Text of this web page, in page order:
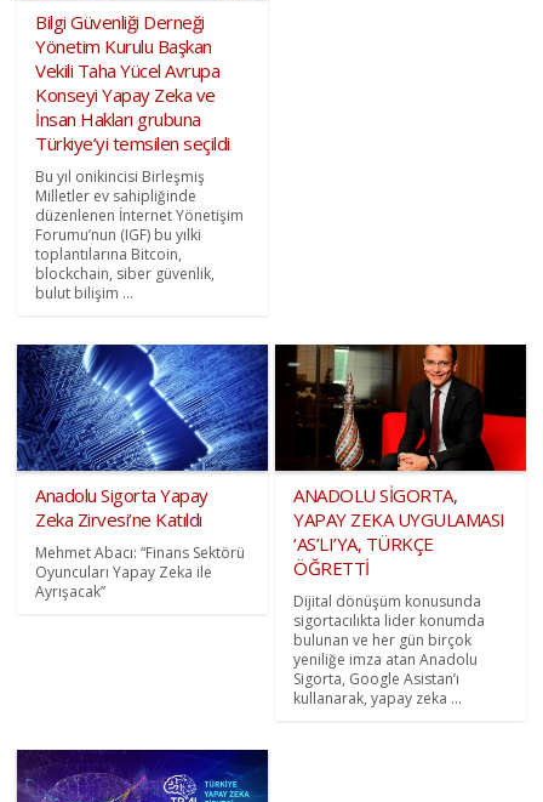
Bilgi Güvenliği Derneği
Yönetim Kurulu Başkan
Vekili Taha Yücel Avrupa
Konseyi Yapay Zeka ve
İnsan Hakları grubuna
Türkiye’yi temsilen seçildi
Bu yıl onikincisi Birleşmiş
Milletler ev sahipliğinde
düzenlenen İnternet Yönetişim
Forumu’nun (IGF) bu yılki
toplantılarına Bitcoin,
blockchain, siber güvenlik,
bulut bilişim ...
Anadolu Sigorta Yapay
Zeka Zirvesi’ne Katıldı
Mehmet Abacı: “Finans Sektörü
Oyuncuları Yapay Zeka ile
Ayrışacak”
ANADOLU SİGORTA,
YAPAY ZEKA UYGULAMASI
‘AS’LI’YA, TÜRKÇE
ÖĞRETTİ
Dijital dönüşüm konusunda
sigortacılıkta lider konumda
bulunan ve her gün birçok
yeniliğe imza atan Anadolu
Sigorta, Google Asistan’ı
kullanarak, yapay zeka ...